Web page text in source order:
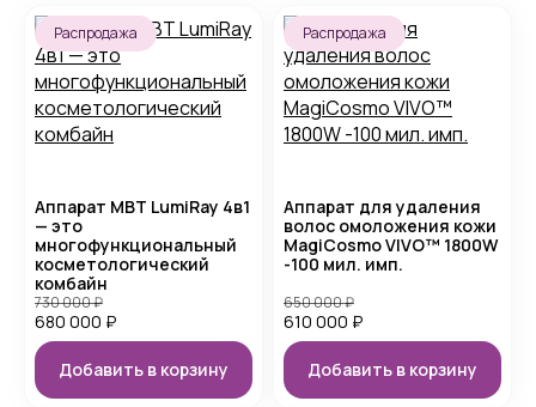
Распродажа
Аппарат MBT LumiRay 4в1
— это
многофункциональный
косметологический
комбайн
680 000 ₽
730 000₽
Добавить в корзину
Распродажа
Аппарат для удаления
волос омоложения кожи
MagiCosmo VIVO™ 1800W
-100 мил. имп.
610 000 ₽
650 000₽
Добавить в корзину